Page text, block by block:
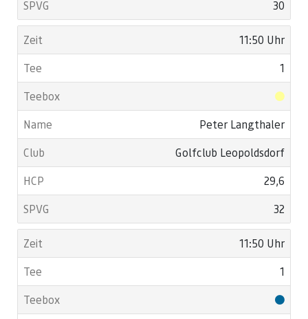
30
11:50 Uhr
1
Peter Langthaler
Golfclub Leopoldsdorf
29,6
32
11:50 Uhr
1